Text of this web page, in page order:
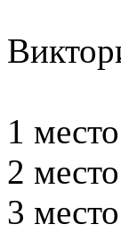
1
2
3